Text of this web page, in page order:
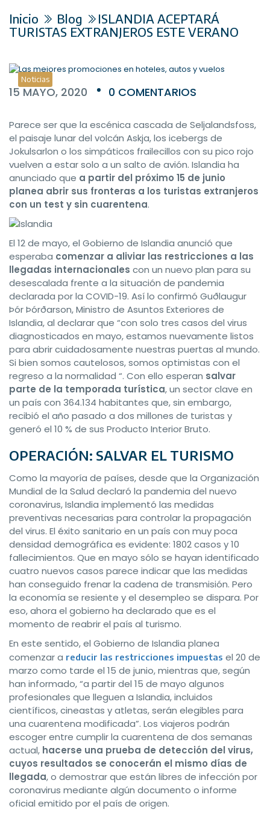
Inicio Blog
ISLANDIA ACEPTARÁ
TURISTAS EXTRANJEROS ESTE VERANO
Noticias
15 MAYO, 2020 0 COMENTARIOS
Parece ser que la escénica cascada de Seljalandsfoss,
el paisaje lunar del volcán Askja, los icebergs de
Jokulsarlon o los simpáticos frailecillos con su pico rojo
vuelven a estar solo a un salto de avión. Islandia ha
anunciado que a partir del próximo 15 de junio
planea abrir sus fronteras a los turistas extranjeros
con un test y sin cuarentena.
El 12 de mayo, el Gobierno de Islandia anunció que
esperaba comenzar a aliviar las restricciones a las
llegadas internacionales con un nuevo plan para su
desescalada frente a la situación de pandemia
declarada por la COVID-19. Así lo confirmó Guðlaugur
Þór Þórðarson, Ministro de Asuntos Exteriores de
Islandia, al declarar que “con solo tres casos del virus
diagnosticados en mayo, estamos nuevamente listos
para abrir cuidadosamente nuestras puertas al mundo.
Si bien somos cautelosos, somos optimistas con el
regreso a la normalidad “. Con ello esperan salvar
parte de la temporada turística, un sector clave en
un país con 364.134 habitantes que, sin embargo,
recibió el año pasado a dos millones de turistas y
generó el 10 % de sus Producto Interior Bruto.
OPERACIÓN: SALVAR EL TURISMO
Como la mayoría de países, desde que la Organización
Mundial de la Salud declaró la pandemia del nuevo
coronavirus, Islandia implementó las medidas
preventivas necesarias para controlar la propagación
del virus. El éxito sanitario en un país con muy poca
densidad demográfica es evidente: 1802 casos y 10
fallecimientos. Que en mayo sólo se hayan identificado
cuatro nuevos casos parece indicar que las medidas
han conseguido frenar la cadena de transmisión. Pero
la economía se resiente y el desempleo se dispara. Por
eso, ahora el gobierno ha declarado que es el
momento de reabrir el país al turismo.
En este sentido, el Gobierno de Islandia planea
comenzar a reducir las restricciones impuestas el 20 de
marzo como tarde el 15 de junio, mientras que, según
han informado, “a partir del 15 de mayo algunos
profesionales que lleguen a Islandia, incluidos
científicos, cineastas y atletas, serán elegibles para
una cuarentena modificada”. Los viajeros podrán
escoger entre cumplir la cuarentena de dos semanas
actual, hacerse una prueba de detección del virus,
cuyos resultados se conocerán el mismo días de
llegada, o demostrar que están libres de infección por
coronavirus mediante algún documento o informe
oficial emitido por el país de origen.